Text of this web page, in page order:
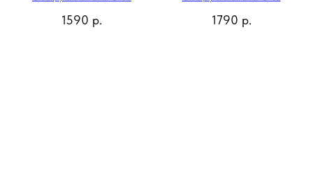
1590 р. 1790 р.